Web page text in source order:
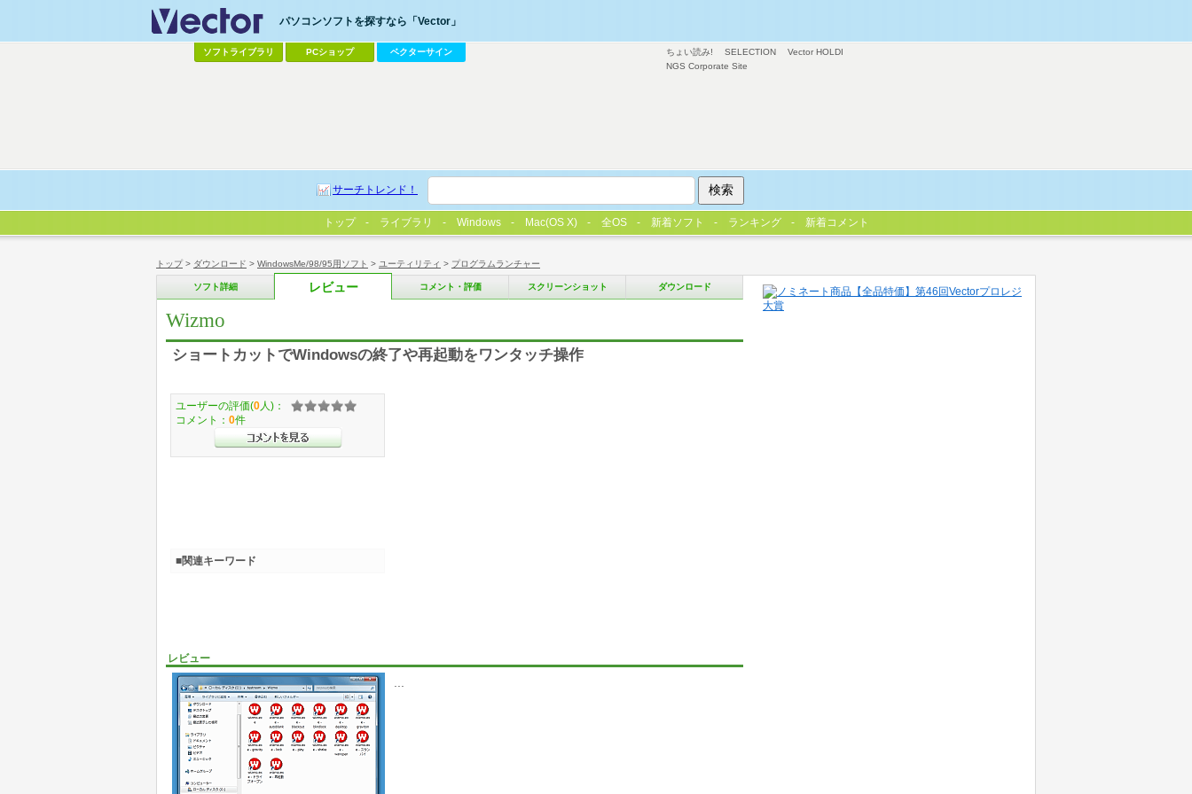
トップ> ダウンロード > WindowsMe/98/95用ソフト > ユーティリティ > プログラムランチャー
ソフト詳細 レビュー コメント・評価 スクリーンショット ダウンロード
Wizmo
ショートカットでWindowsの終了や再起動をワンタッチ操作
レビュー
ユーザーの評価(0 人)：
コメント： 0件
■関連キーワード
ちょい読み! SELECTION
Vector HOLDI
NGS Corporate Site
パソコンソフトを探すなら「Vector」
ソフトライブラリ PCショップ ベクターサイン
サーチトレンド！
トップ ライブラリ Windows Mac(OS X) 全OS 新着ソフト ランキング 新着コメント